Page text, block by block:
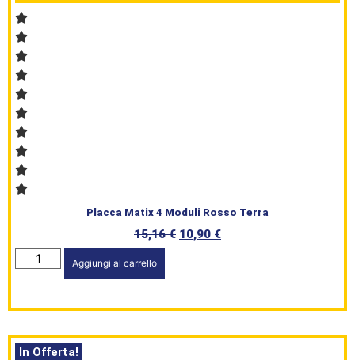
Placca Matix 4 Moduli Rosso Terra
15,16€ 10,90 €
Aggiungi al carrello
In Offerta!